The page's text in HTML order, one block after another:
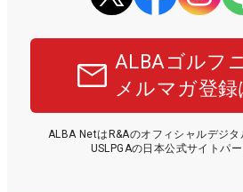
ALBAゴルフ
メルマガ登
ALBA NetはR&Aのオフィシャルデジ
USLPGAの日本公式サイトパー